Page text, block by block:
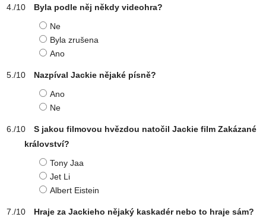
Byla podle něj někdy videohra?
Ne
Byla zrušena
Ano
Nazpíval Jackie nějaké písně?
Ano
Ne
S jakou filmovou hvězdou natočil Jackie film Zakázané
království?
Tony Jaa
Jet Li
Albert Eistein
Hraje za Jackieho nějaký kaskadér nebo to hraje sám?